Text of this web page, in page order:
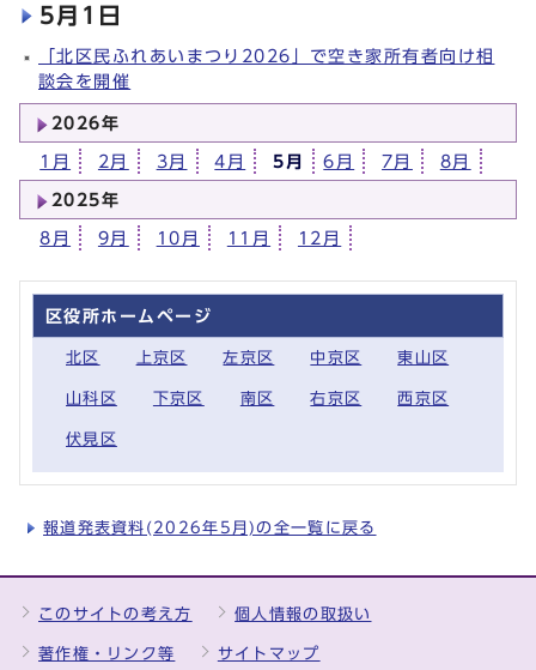
5月1日
「北区民ふれあいまつり2026」で空き家所有者向け相
談会を開催
2026年
1月 2月 3月 4月 5月 6月 7月 8月
2025年
8月 9月 10月 11月 12月
区役所ホームページ
北区 上京区 左京区 中京区 東山区
山科区 下京区 南区 右京区 西京区
伏見区
報道発表資料(2026年5月)の全一覧に戻る
このサイトの考え方 個人情報の取扱い
著作権・リンク等 サイトマップ